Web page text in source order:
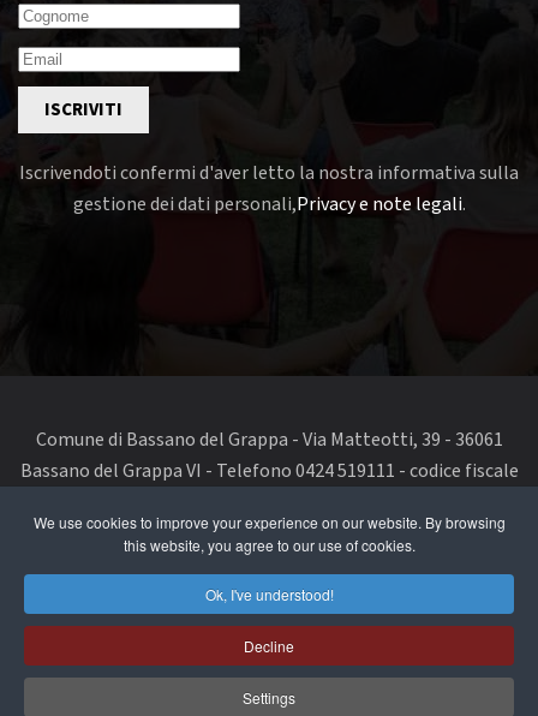
We use cookies to improve your experience on our website. By browsing
this website, you agree to our use of cookies.
Ok, I've understood!
Decline
Settings
ISCRIVITI
Iscrivendoti confermi d'aver letto la nostra informativa sulla
gestione dei dati personali,Privacy e note legali.
Comune di Bassano del Grappa - Via Matteotti, 39 - 36061
Bassano del Grappa VI - Telefono 0424 519111 - codice fiscale
segnala un problema di accessibilità-dichiarazione di
accessibilità
Privacy Policy & Terms of Use
Cookie Policy